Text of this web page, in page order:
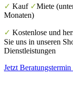
✓ Kauf ✓Miete
Monaten)
✓ Kostenlose und
Sie uns in unseren
Dienstleistungen
Jetzt Beratungstermin